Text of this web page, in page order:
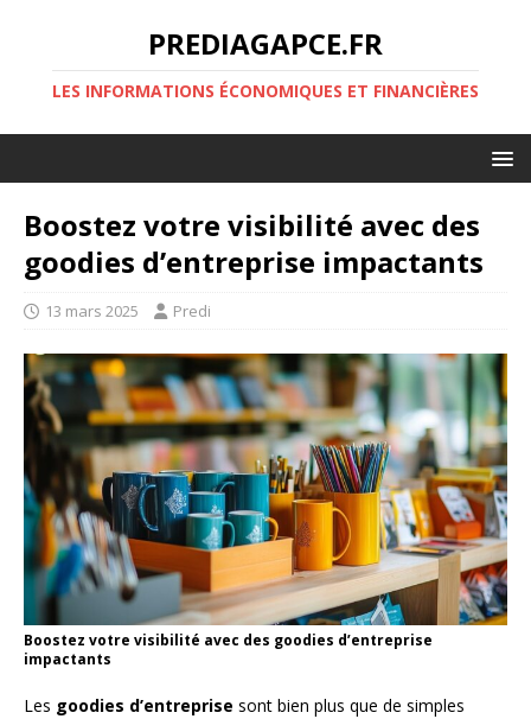
PREDIAGAPCE.FR
LES INFORMATIONS ÉCONOMIQUES ET FINANCIÈRES
Boostez votre visibilité avec des
goodies d’entreprise impactants
13 mars 2025 Predi
Boostez votre visibilité avec des goodies d’entreprise
impactants
Les goodies d’entreprise sont bien plus que de simples